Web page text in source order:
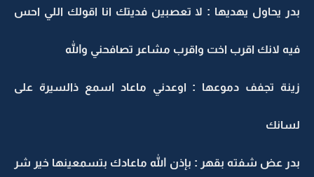
بدر يحاول يهديها : لا تعصبين فديتك انا اقولك اللي احس
فيه لانك اقرب اخت واقرب مشاعر تصافحني والله
زينة تجفف دموعها : اوعدني ماعاد اسمع ذالسيرة على
لسانك
بدر عض شفته بقهر : بإذن الله ماعادك بتسمعينها خير شر